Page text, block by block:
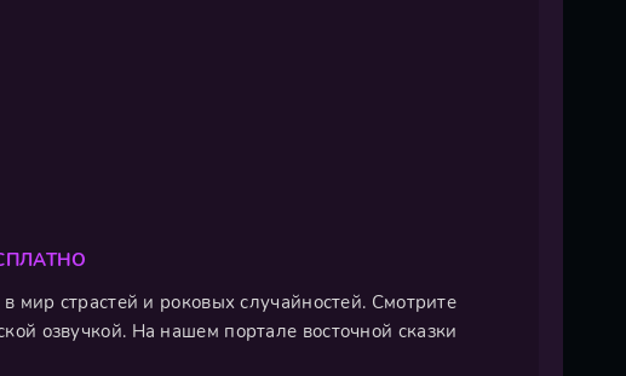
мир страстей и роковых случайностей. Смотрите
озвучкой. На нашем портале восточной сказки